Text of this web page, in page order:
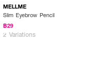
MELLME
Slim Eyebrow Pencil
฿29
2 Variations